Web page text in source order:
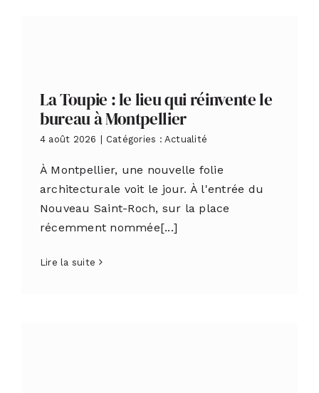
La Toupie : le lieu qui réinvente le
bureau à Montpellier
4 août 2026 | Catégories : Actualité
À Montpellier, une nouvelle folie
architecturale voit le jour. À l'entrée du
Nouveau Saint-Roch, sur la place
récemment nommée[...]
Lire la suite